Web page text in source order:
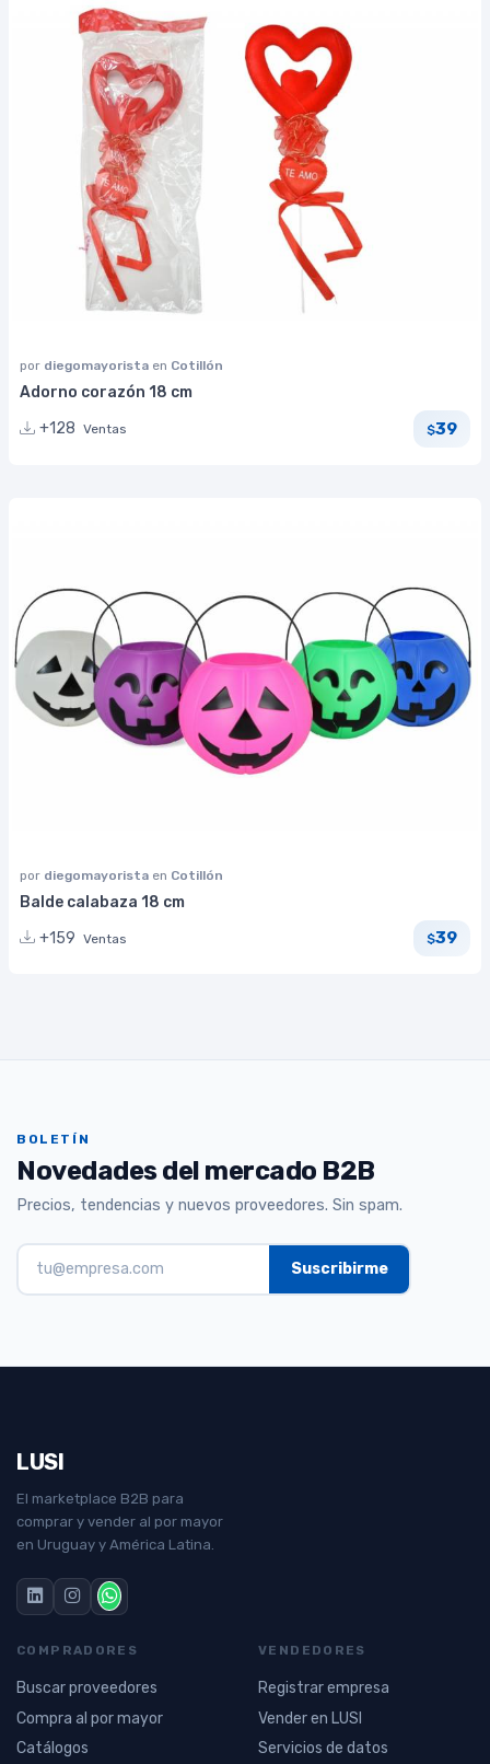
por diegomayorista en Cotillón
Adorno corazón 18 cm
+128 Ventas $39
por diegomayorista en Cotillón
Balde calabaza 18 cm
+159 Ventas $39
BOLETÍN
Novedades del mercado B2B
Precios, tendencias y nuevos proveedores. Sin spam.
LUSI
El marketplace B2B para
comprar y vender al por mayor
en Uruguay y América Latina.
COMPRADORES
Buscar proveedores
Compra al por mayor
Catálogos
VENDEDORES
Registrar empresa
Vender en LUSI
Servicios de datos